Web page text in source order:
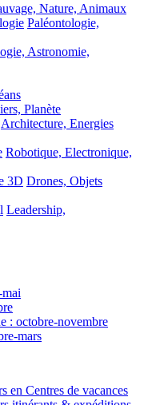
Nature, Animaux
Paléontologie,
Astronomie,
Planète
Architecture, Energies
Robotique, Electronique,
3D Drones, Objets
Leadership,
: octobre-novembre
mars
en Centres de vacances